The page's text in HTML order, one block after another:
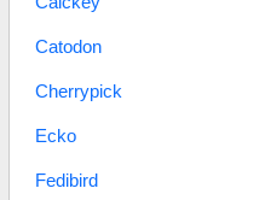
Catodon
Cherrypick
Ecko
Fedibird